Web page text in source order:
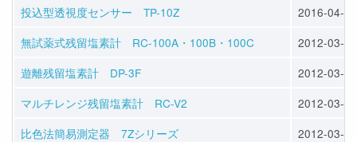
投込型透視度センサー TP-10Z
2016-04-30
無試薬式残留塩素計 RC-100A・100B・100C
2012-03-28
遊離残留塩素計 DP-3F
2012-03-29
マルチレンジ残留塩素計 RC-V2
2012-03-28
比色法簡易測定器 7Zシリーズ
2012-03-29